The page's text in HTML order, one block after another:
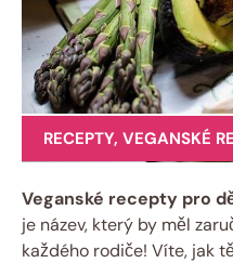
RECEPTY, VEGANSKÉ
Veganské recepty pro
je název, který by měl
každého rodiče! Víte, jak